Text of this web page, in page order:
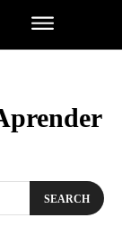
SEARCH